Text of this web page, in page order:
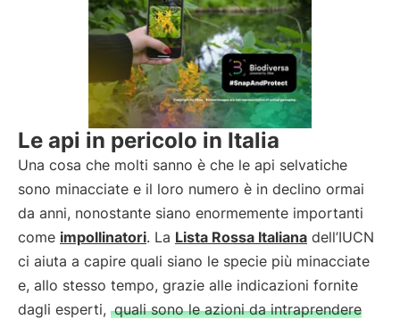
Le api in pericolo in Italia
Una cosa che molti sanno è che le api selvatiche
sono minacciate e il loro numero è in declino ormai
da anni, nonostante siano enormemente importanti
come impollinatori. La Lista Rossa Italiana dell’IUCN
ci aiuta a capire quali siano le specie più minacciate
e, allo stesso tempo, grazie alle indicazioni fornite
dagli esperti, quali sono le azioni da intraprendere